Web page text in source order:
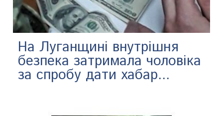
На Луганщині внутрішня
безпека затримала чоловіка
за спробу дати хабар...